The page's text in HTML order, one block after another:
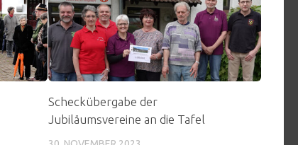
Scheckübergabe der
Jubiläumsvereine an die Tafel